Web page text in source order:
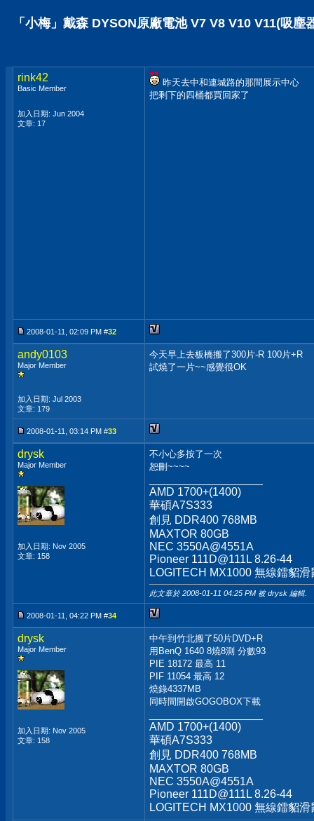
「小梅」戴森 DYSON原廠電池 V7 V8 V10 V11(吸
rink42
Basic Member
加入日期: Jun 2004
文章: 17
昨天去中和連城路的那間展示中心
把剩下的四桶都買回家了
2008-01-11, 02:09 PM #32
andy0103
Major Member
加入日期: Jul 2003
文章: 179
今天早上去板橋搬了300片-R 100片+R
試燒了一片~~感覺很OK
2008-01-11, 03:14 PM #33
drysk
Major Member
加入日期: Nov 2005
文章: 158
不小心多按了一次
恕刪~~~~
AMD 1700+(1400)
華碩A7S333
創見 DDR400 768MB
MAXTOR 80GB
NEC 3550A@4551A
Pioneer 111D@111L 8.26-44
LOGITECH MX1000 無線鐳貂滑
此文章於 2008-01-11 04:25 PM 被 drysk 編輯.
2008-01-11, 04:22 PM #34
drysk
Major Member
加入日期: Nov 2005
文章: 158
中午到竹北搬了50片DVD+R
用BenQ 1640 8燒8測 分數93
PIE 18172 最高 11
PIF 11054 最高 12
燒錄4337MB
同時間開啟GOGOBOX下載
AMD 1700+(1400)
華碩A7S333
創見 DDR400 768MB
MAXTOR 80GB
NEC 3550A@4551A
Pioneer 111D@111L 8.26-44
LOGITECH MX1000 無線鐳貂滑